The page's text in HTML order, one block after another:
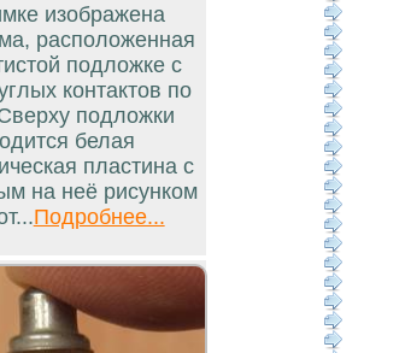
изображена
расположенная
подложке с
контактов по
подложки
белая
пластина с
на неё рисунком
Подробнее...